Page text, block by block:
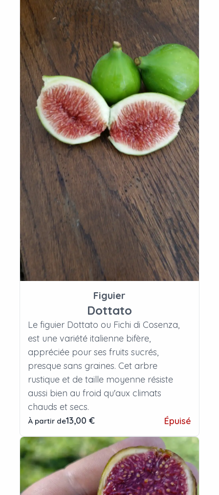
Figuier
Dottato
Le figuier Dottato ou Fichi di Cosenza,
est une variété italienne bifère,
appréciée pour ses fruits sucrés,
presque sans graines. Cet arbre
rustique et de taille moyenne résiste
aussi bien au froid qu'aux climats
chauds et secs.
À partir de13,00 € Épuisé